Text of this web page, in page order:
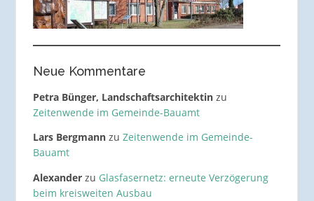
Neue Kommentare
Petra Bünger, Landschaftsarchitektinzu
Zeitenwende im Gemeinde-Bauamt
Lars Bergmannzu Zeitenwende im Gemeinde-
Bauamt
Alexanderzu Glasfasernetz: erneute Verzögerung
beim kreisweiten Ausbau